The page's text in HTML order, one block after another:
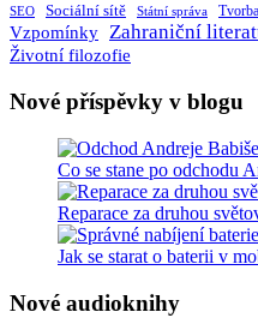
SEO Sociální sítě Státní správa
Vzpomínky Zahraniční
Životní filozofie
Nové příspěvky v blogu
Co se stane po odchodu
Reparace za druhou
Jak se starat o baterii v
Nové audioknihy